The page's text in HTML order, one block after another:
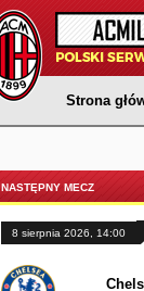
Strona
NASTĘPNY MECZ
8 sierpnia 2026, 14:00